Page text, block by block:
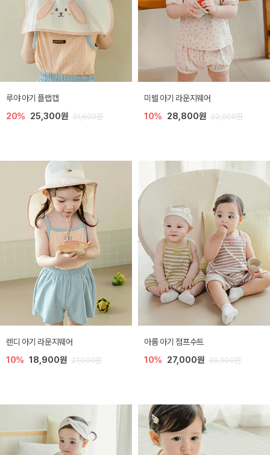
루야 아기 플랩캡
20% 25,300원 31,600원
미렐 아기 라운지웨어
10% 28,800원 32,000원
렌디 아기 라운지웨어
10% 18,900원 21,000원
아롬 아기 점프수트
10% 27,000원 30,000원